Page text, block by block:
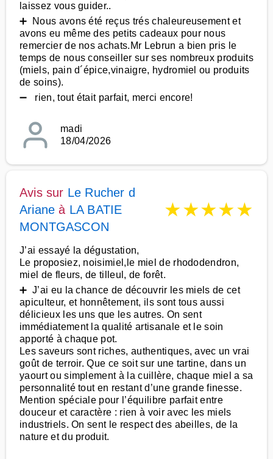
laissez vous guider..
➕ Nous avons été reçus trés chaleureusement et
avons eu même des petits cadeaux pour nous
remercier de nos achats.Mr Lebrun a bien pris le
temps de nous conseiller sur ses nombreux produits
(miels, pain d´épice,vinaigre, hydromiel ou produits
de soins).
➖ rien, tout était parfait, merci encore!
madi
18/04/2026
Avis sur Le Rucher d
Ariane à LA BATIE
MONTGASCON
★★★★★
J’ai essayé la dégustation,
Le proposiez, noisimiel,le miel de rhododendron,
miel de fleurs, de tilleul, de forêt.
➕ J’ai eu la chance de découvrir les miels de cet
apiculteur, et honnêtement, ils sont tous aussi
délicieux les uns que les autres. On sent
immédiatement la qualité artisanale et le soin
apporté à chaque pot.
Les saveurs sont riches, authentiques, avec un vrai
goût de terroir. Que ce soit sur une tartine, dans un
yaourt ou simplement à la cuillère, chaque miel a sa
personnalité tout en restant d’une grande finesse.
Mention spéciale pour l’équilibre parfait entre
douceur et caractère : rien à voir avec les miels
industriels. On sent le respect des abeilles, de la
nature et du produit.